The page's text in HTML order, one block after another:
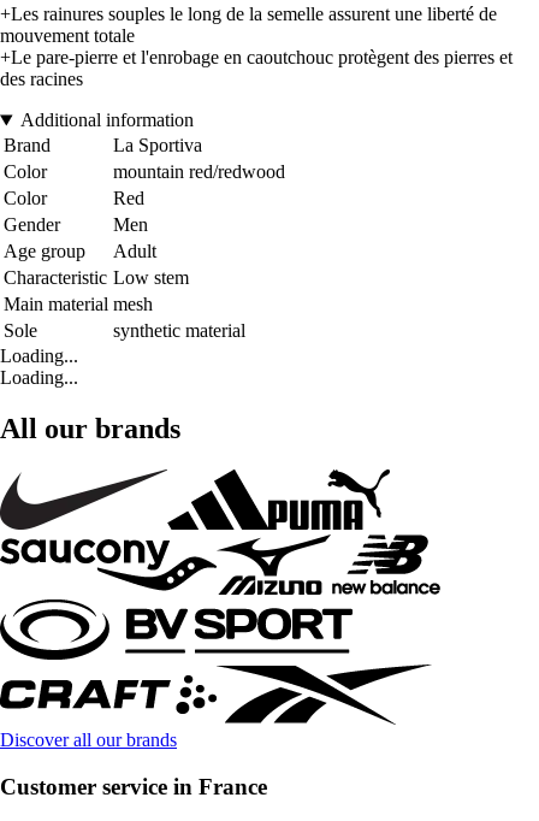
+Les rainures souples le long de la semelle assurent une liberté de
mouvement totale
+Le pare-pierre et l'enrobage en caoutchouc protègent des pierres et
des racines
Additional information
Brand
La Sportiva
Color
mountain red/redwood
Color
Red
Gender
Men
Age group
Adult
Characteristic Low stem
Main material mesh
Sole
synthetic material
Loading...
Loading...
All our brands
Discover all our brands
Customer service in France